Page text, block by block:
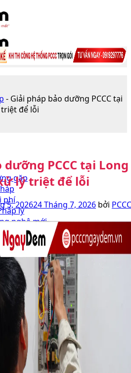
gặp
phí
lý
nghệ mới
Nhận báo giá
- Giải pháp bảo dưỡng PCCC tại
triệt để lỗi
PCCC tại Long
lý triệt để lỗi
5, 202624 Tháng 7, 2026 bởi PCCC